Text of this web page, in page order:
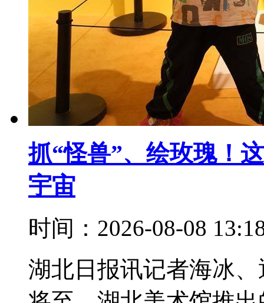
抓“怪兽”、绘玫瑰！
宇宙
时间：2026-08-08
湖北日报讯记者海冰